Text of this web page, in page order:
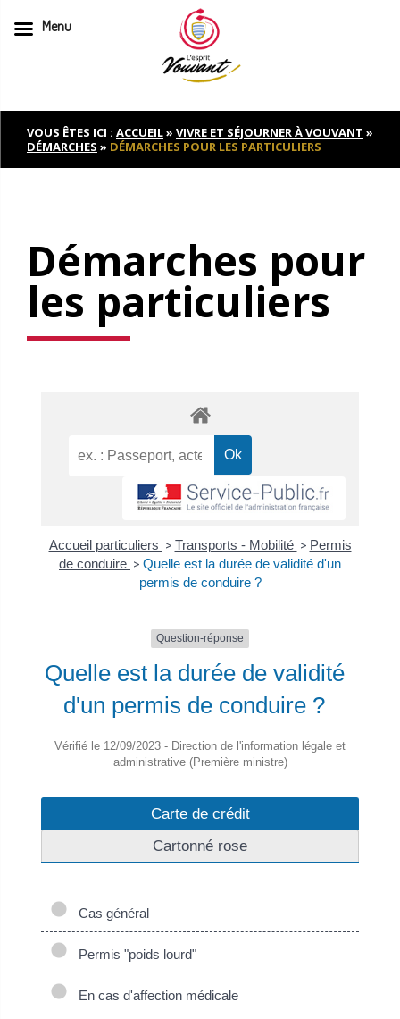
to
contentVOUS ÊTES ICI : ACCUEIL» VIVRE ET SÉJOURNER À VOUVANT »
DÉMARCHES » DÉMARCHES POUR LES PARTICULIERS
Démarches pour
les particuliers
Accueil particuliers > Transports - Mobilité > Permis
de conduire > Quelle est la durée de validité d'un
permis de conduire ?
Question-réponse
Quelle est la durée de validité
d'un permis de conduire ?
Vérifié le 12/09/2023 - Direction de l'information légale et
administrative (Première ministre)
Carte de crédit
Cartonné rose
Cas général
Permis "poids lourd"
En cas d'affection médicale
Menu